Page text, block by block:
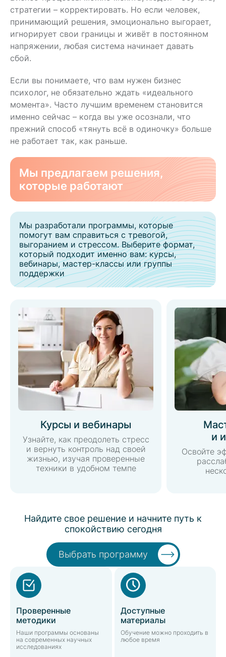
стратегии – корректировать. Но если человек,
принимающий решения, эмоционально выгорает,
игнорирует свои границы и живёт в постоянном
напряжении, любая система начинает давать
сбой.
Если вы понимаете, что вам нужен бизнес
психолог, не обязательно ждать «идеального
момента». Часто лучшим временем становится
именно сейчас – когда вы уже осознали, что
прежний способ «тянуть всё в одиночку» больше
не работает так, как раньше.
Мы предлагаем решения,
которые работают
Мы разработали программы, которые
помогут вам справиться с тревогой,
выгоранием и стрессом. Выберите формат,
который подходит именно вам: курсы,
вебинары, мастер-классы или группы
поддержки
Курсы и вебинары
Узнайте, как преодолеть стресс
и вернуть контроль над своей
жизнью, изучая проверенные
техники в удобном темпе
и
Освойте
Найдите свое решение и начните путь к
спокойствию сегодня
Выбрать программу
Проверенные
методики
Наши программы основаны
на современных научных
исследованиях
Доступные
материалы
Обучение можно проходить в
любое время